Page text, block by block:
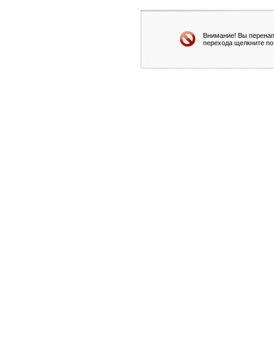
Внимание! Вы
перехода щелкните